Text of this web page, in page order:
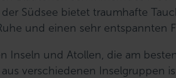
Südsee bietet traumhafte
und einen sehr entspannten
Inseln und Atollen, die am
verschiedenen Inselgruppen